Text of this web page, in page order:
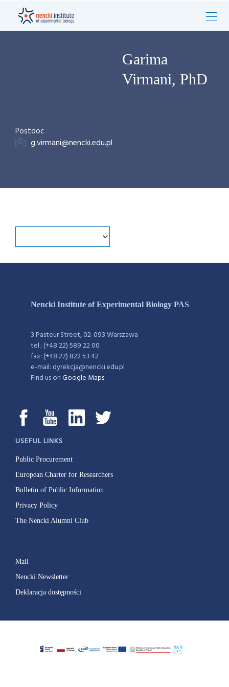
Garima
Virmani, PhD
Postdoc
g.virmani@nencki.edu.pl
Nencki Institute of Experimental Biology PAS
3 Pasteur Street, 02-093 Warszawa
tel.: (+48 22) 589 22 00
fax: (+48 22) 822 53 42
e-mail: dyrekcja@nencki.edu.pl
Find us onGoogle Maps
USEFUL LINKS
Public Procurement
European Charter for Researchers
Bulletin of Public Information
Privacy Policy
The Nencki Alumni Club
Mail
Nencki Newsletter
Deklaracja dostępności